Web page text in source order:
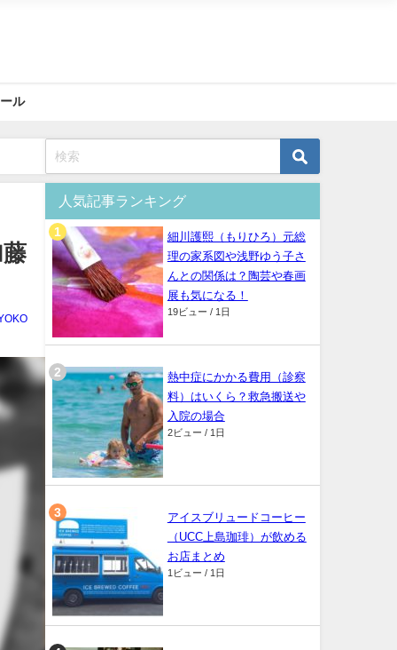
ル
人気記事ランキング
細川護熙（もりひろ）元総
理の家系図や浅野ゆう子さ
んとの関係は？陶芸や春画
展も気になる！
19ビュー / 1日
熱中症にかかる費用（診察
料）はいくら？救急搬送や
入院の場合
2ビュー / 1日
アイスブリュードコーヒー
（UCC上島珈琲）が飲める
お店まとめ
1ビュー / 1日